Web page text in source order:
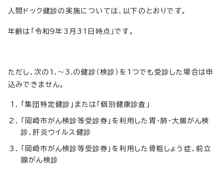
人間ドック健診の実施については、以下のとおりです。
年齢は「令和9年3月31日時点」です。
ただし、次の1.～3.の健診（検診）を1つでも受診した場合は申
込みできません。
「集団特定健診」または「個別健康診査」
「岡崎市がん検診等受診券」を利用した胃・肺・大腸がん検
診、肝炎ウイルス健診
「岡崎市がん検診等受診券」を利用した骨粗しょう症、前立
腺がん検診